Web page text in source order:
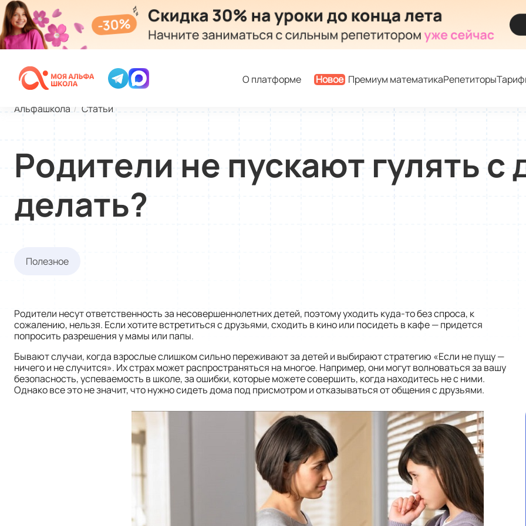
О платформе Новое Премиум математикаРепетиторы
Альфашкола Статьи
Родители не пускают гулять с
делать?
Полезное
Родители несут ответственность за несовершеннолетних детей, поэтому уходить куда-то без спроса, к
сожалению, нельзя. Если хотите встретиться с друзьями, сходить в кино или посидеть в кафе — придется
попросить разрешения у мамы или папы.
Бывают случаи, когда взрослые слишком сильно переживают за детей и выбирают стратегию «Если не пущу —
ничего и не случится». Их страх может распространяться на многое. Например, они могут волноваться за вашу
безопасность, успеваемость в школе, за ошибки, которые можете совершить, когда находитесь не с ними.
Однако все это не значит, что нужно сидеть дома под присмотром и отказываться от общения с друзьями.